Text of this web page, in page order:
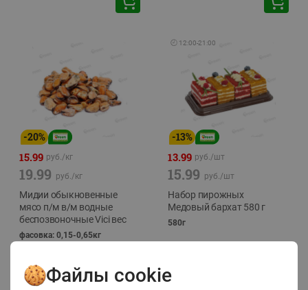
-20%
15.99 руб./кг
19.99 руб./кг
Мидии обыкновенные
мясо п/м в/м водные
беспозвоночные Vici вес
фасовка: 0,15-0,65кг
🕘 12:00-21:00
-13%
13.99 руб./шт
15.99 руб./шт
Набор пирожных
Медовый бархат 580 г
580г
Файлы cookie